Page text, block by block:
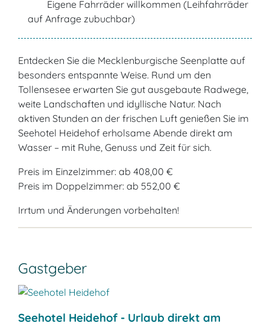
Eigene Fahrräder willkommen (Leihfahrräder
auf Anfrage zubuchbar)
Entdecken Sie die Mecklenburgische Seenplatte auf
besonders entspannte Weise. Rund um den
Tollensesee erwarten Sie gut ausgebaute Radwege,
weite Landschaften und idyllische Natur. Nach
aktiven Stunden an der frischen Luft genießen Sie im
Seehotel Heidehof erholsame Abende direkt am
Wasser – mit Ruhe, Genuss und Zeit für sich.
Preis im Einzelzimmer: ab 408,00 €
Preis im Doppelzimmer: ab 552,00 €
Irrtum und Änderungen vorbehalten!
Gastgeber
Seehotel Heidehof - Urlaub direkt am